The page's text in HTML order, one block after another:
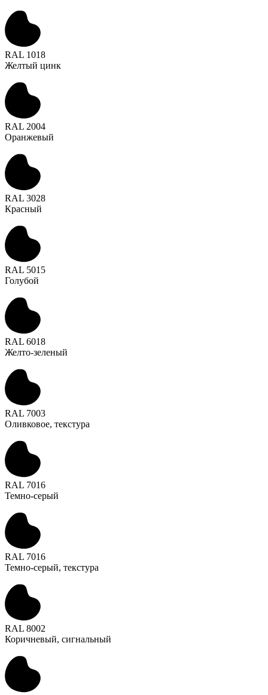
RAL 1018
Желтый цинк
RAL 2004
Оранжевый
RAL 3028
Красный
RAL 5015
Голубой
RAL 6018
Желто-зеленый
RAL 7003
Оливковое, текстура
RAL 7016
Темно-серый
RAL 7016
Темно-серый, текстура
RAL 8002
Коричневый, сигнальный